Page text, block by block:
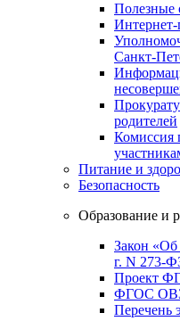
Полезные
Санкт-
родителей
Комиссия
Питание и
Безопасность
Образование и
Закон «Об
г. N 273-
Проект
ФГОС
Перечень